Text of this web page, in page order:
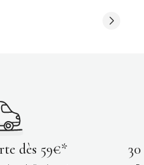
dès 59€*